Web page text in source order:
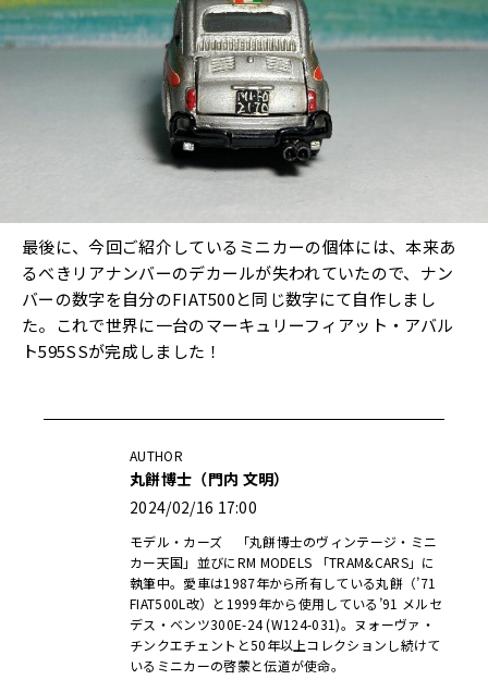
最後に、今回ご紹介しているミニカーの個体には、本来あ
るべきリアナンバーのデカールが失われていたので、ナン
バーの数字を自分のFIAT500と同じ数字にて自作しまし
た。これで世界に一台のマーキュリーフィアット・アバル
ト595SSが完成しました！
AUTHOR
丸餅博士（門内 文明）
2024/02/16 17:00
モデル・カーズ 「丸餅博士のヴィンテージ・ミニ
カー天国」並びにRM MODELS 「TRAM&CARS」に
執筆中。愛車は1987年から所有している丸餅（’71
FIAT500L改）と1999年から使用している’91 メルセ
デス・ベンツ300E-24 (W124-031)。ヌォーヴァ・
チンクエチェントと50年以上コレクションし続けて
いるミニカーの啓蒙と伝道が使命。